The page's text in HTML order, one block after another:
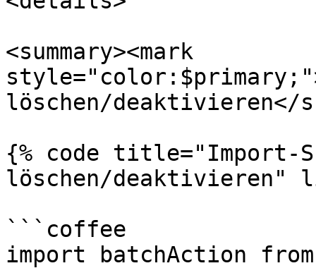
<summary><mark
löschen/deaktivieren</
{% code title="Import-
löschen/deaktivieren"
```coffee
import batchAction